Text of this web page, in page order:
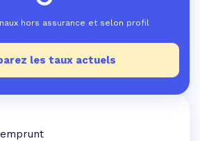
hors assurance et selon profil
les taux actuels